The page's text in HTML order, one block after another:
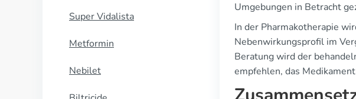
Super Vidalista
Metformin
Nebilet
Umgebungen in Betracht
In der Pharmakotherapie
Nebenwirkungsprofil im
Beratung wird der
empfehlen, das